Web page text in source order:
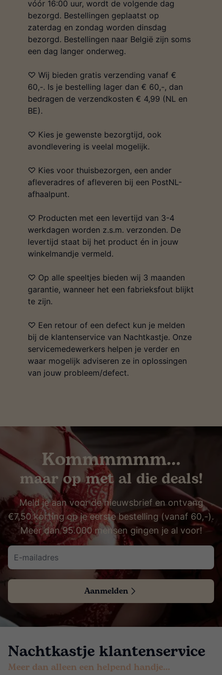
vóór 16:00 uur, wordt de volgende dag
bezorgd. Bestellingen geplaatst op
zaterdag en zondag worden dinsdag
bezorgd. Bestellingen naar België zijn soms
een dag langer onderweg.
♡ Wij bieden gratis verzending vanaf €
60,-. Is je bestelling lager dan € 60,-, dan
bedragen de verzendkosten € 4,99 (NL en
BE).
♡ Kies je gewenste bezorgtijd, ook
avondlevering is veelal mogelijk.
♡ Kies voor thuisbezorgen, een ander
afleveradres of afleveren bij een PostNL-
afhaalpunt.
♡ Producten met een levertijd van 3-4
werkdagen worden z.s.m. verzonden. De
levertijd staat bij het product én in jouw
winkelmandje vermeld.
♡ Op alle speeltjes bieden wij 3 maanden
garantie, wanneer het een fabrieksfout blijkt
te zijn.
♡ Een retour of een defect kun je melden
bij de klantenservice van Nachtkastje. Onze
servicemedewerkers helpen je verder en
waar mogelijk adviseren ze in oplossingen
van jouw probleem/defect.
Kommmmmm…
maar op met al die deals!
Meld je aan voor de nieuwsbrief en ontvang
€7,50 korting op je eerste bestelling (vanaf 60,-).
Meer dan 95.000 mensen gingen je al voor!
Aanmelden
Nachtkastje klantenservice
Meer dan alleen een helpend handje…